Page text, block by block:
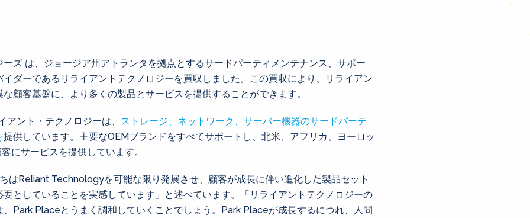
ズ は、ジョージア州アトランタを拠点とするサードパーティメンテナンス、サポー
イダーであるリライアントテクノロジーを買収しました。この買収により、リライアン
な顧客基盤に、より多くの製品とサービスを提供することができます。
ント・テクノロジーは、 ストレージ、ネットワーク、サーバー機器のサードパーテ
提供しています。主要なOEMブランドをすべてサポートし、北米、アフリカ、ヨーロッ
にサービスを提供しています。
はReliant Technologyを可能な限り発展させ、顧客が成長に伴い進化した製品セット
としていることを実感しています」と述べています。「リライアントテクノロジーの
Park Placeとうまく調和していくことでしょう。Park Placeが成長するにつれ、人間